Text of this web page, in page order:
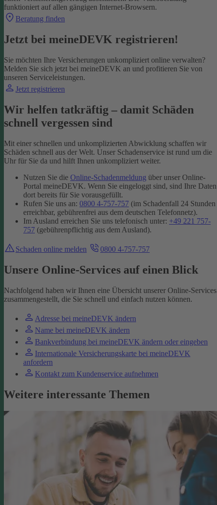
funktioniert auf allen gängigen Internet-Browsern.
Beratung finden
Jetzt bei meineDEVK registrieren!
Sie möchten Ihre Versicherungen unkompliziert online verwalten?
Melden Sie sich jetzt bei meineDEVK an und profitieren Sie von
unseren Serviceleistungen.
Jetzt registrieren
Wir helfen tatkräftig – damit Schäden
schnell vergessen sind
Mit einer schnellen und unkomplizierten Abwicklung schaffen wir
Schäden schnell aus der Welt. Unser Schadenservice ist rund um die
Uhr für Sie da und hilft Ihnen unkompliziert weiter.
Nutzen Sie die Online-Schadenmeldung über unser Online-
Portal meineDEVK. Wenn Sie eingeloggt sind, sind Ihre Daten
dort bereits für Sie vorausgefüllt.
Rufen Sie uns an: 0800 4-757-757 (im Schadenfall 24 Stunden
erreichbar, gebührenfrei aus dem deutschen Telefonnetz).
Im Ausland erreichen Sie uns telefonisch unter: +49 221 757-
757 (gebührenpflichtig aus dem Ausland).
Schaden online melden 0800 4-757-757
Unsere Online-Services auf einen Blick
Nachfolgend haben wir Ihnen eine Übersicht unserer Online-Services
zusammengestellt, die Sie schnell und einfach nutzen können.
Adresse bei meineDEVK ändern
Name bei meineDEVK ändern
Bankverbindung bei meineDEVK ändern oder eingeben
Internationale Versicherungskarte bei meineDEVK
anfordern
Kontakt zum Kundenservice aufnehmen
Weitere interessante Themen